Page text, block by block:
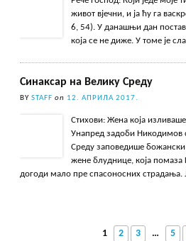
живот вјечни, и ја ћу га
6, 54). У данашњи дан
која се не диже. У томе је
Синаксар на Велику Среду
BYSTAFF on 12. АПРИЛА 2017.
Стихови: Жена која
Унапред задоби Никодимов
Среду заповедише
жене блуднице, која
догоди мало пре спасоносних страдања.
1 2 3 … 5